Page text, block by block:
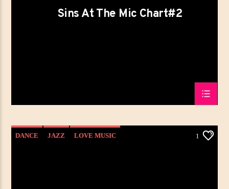
Sins At The Mic Chart#2
DANCE JAZZ LOVE MUSIC 1